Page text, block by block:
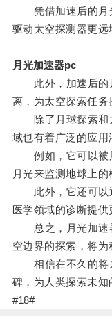
凭借加速后的月光
驱动太空探测器更远
月光加速器pc
此外，加速后的
离，为太空探索任务
除了月球探索和
域也有着广泛的应用
例如，它可以被
月光来监测地球上的
此外，它还可以
医学领域的诊断提供
总之，月光加速
空边界的探索，将为
相信在不久的将
碑，为人类探索未知
#18#